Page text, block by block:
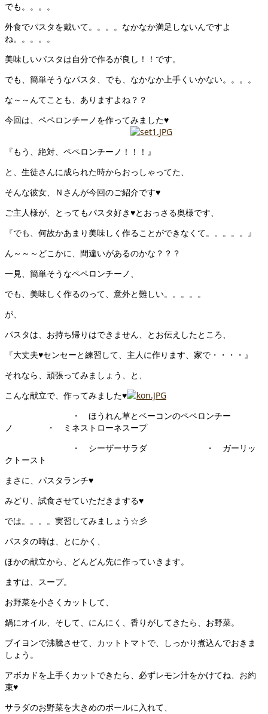
でも。。。。
外食でパスタを戴いて。。。。なかなか満足しないんですよ
ね。。。。。
美味しいパスタは自分で作るが良し！！です。
でも、簡単そうなパスタ、でも、なかなか上手くいかない。。。。
な～～んてことも、ありますよね？？
今回は、ペペロンチーノを作ってみました♥
『もう、絶対、ペペロンチーノ！！！』
と、生徒さんに成られた時からおっしゃってた、
そんな彼女、Ｎさんが今回のご紹介です♥
ご主人様が、とってもパスタ好き♥とおっさる奥様です、
『でも、何故かあまり美味しく作ることができなくて。。。。。』
ん～～～どこかに、間違いがあるのかな？？？
一見、簡単そうなペペロンチーノ、
でも、美味しく作るのって、意外と難しい。。。。。
が、
パスタは、お持ち帰りはできません、とお伝えしたところ、
『大丈夫♥センセーと練習して、主人に作ります、家で・・・・』
それなら、頑張ってみましょう、と、
こんな献立で、作ってみました♥
・ ほうれん草とベーコンのペペロンチー
ノ ・ ミネストローネスープ
・ シーザーサラダ ・ ガーリッ
クトースト
まさに、パスタランチ♥
みどり、試食させていただきまする♥
では。。。。実習してみましょう☆彡
パスタの時は、とにかく、
ほかの献立から、どんどん先に作っていきます。
ますは、スープ。
お野菜を小さくカットして、
鍋にオイル、そして、にんにく、香りがしてきたら、お野菜。
ブイヨンで沸騰させて、カットトマトで、しっかり煮込んでおきま
しょう。
アボカドを上手くカットできたら、必ずレモン汁をかけてね、お約
束♥
サラダのお野菜を大きめのボールに入れて、